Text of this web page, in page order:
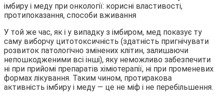
У той же час, як і у випадку з імбиром, мед показує ту
саму виборчу цитотоксичність (здатність пригнічувати
розвиток патологічно змінених клітин, залишаючи
непошкодженими всі інші), яку неможливо забезпечити
ні при прийомі препаратів хіміотерапії, ні при променевих
формах лікування. Таким чином, протиракова
активність імбиру і меду — це не міф і не перебільшення.